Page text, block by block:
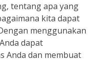
tentang apa yang
kita dapat
menggunakan
dapat
Anda dan membuat